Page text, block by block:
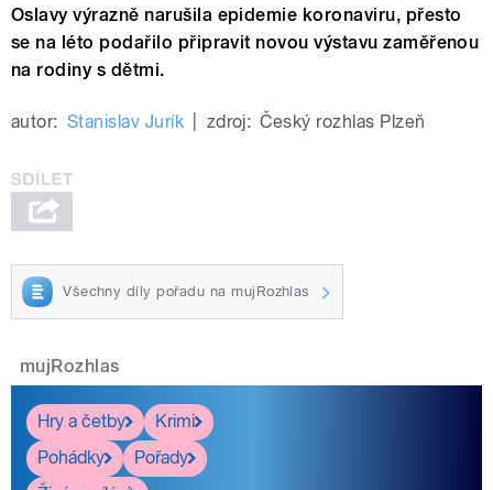
Oslavy výrazně narušila epidemie koronaviru, přesto
se na léto podařilo připravit novou výstavu zaměřenou
na rodiny s dětmi.
autor: Stanislav Jurík zdroj: Český rozhlas Plzeň
Všechny díly pořadu na mujRozhlas
mujRozhlas
Hry a četby
Krimi
Pohádky
Pořady